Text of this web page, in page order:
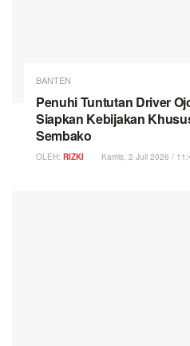
BANTEN
Penuhi Tuntutan Driver
Siapkan Kebijakan
Sembako
OLEH: RIZKI Kamis, 2 Juli 2026 /